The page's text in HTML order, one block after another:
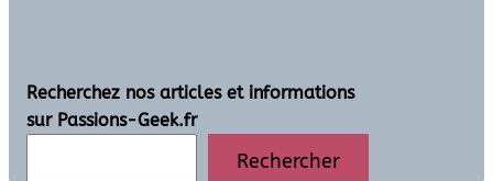
Recherchez nos articles et informations
sur Passions-Geek.fr
Rechercher